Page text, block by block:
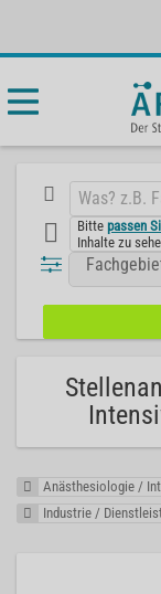
Bittepassen
Inhalte zu
Anästhesiologie /
Industrie /